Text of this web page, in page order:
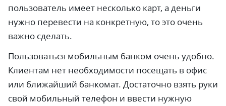
пользователь имеет несколько карт, а деньги
нужно перевести на конкретную, то это очень
важно сделать.
Пользоваться мобильным банком очень удобно.
Клиентам нет необходимости посещать в офис
или ближайший банкомат. Достаточно взять руки
свой мобильный телефон и ввести нужную